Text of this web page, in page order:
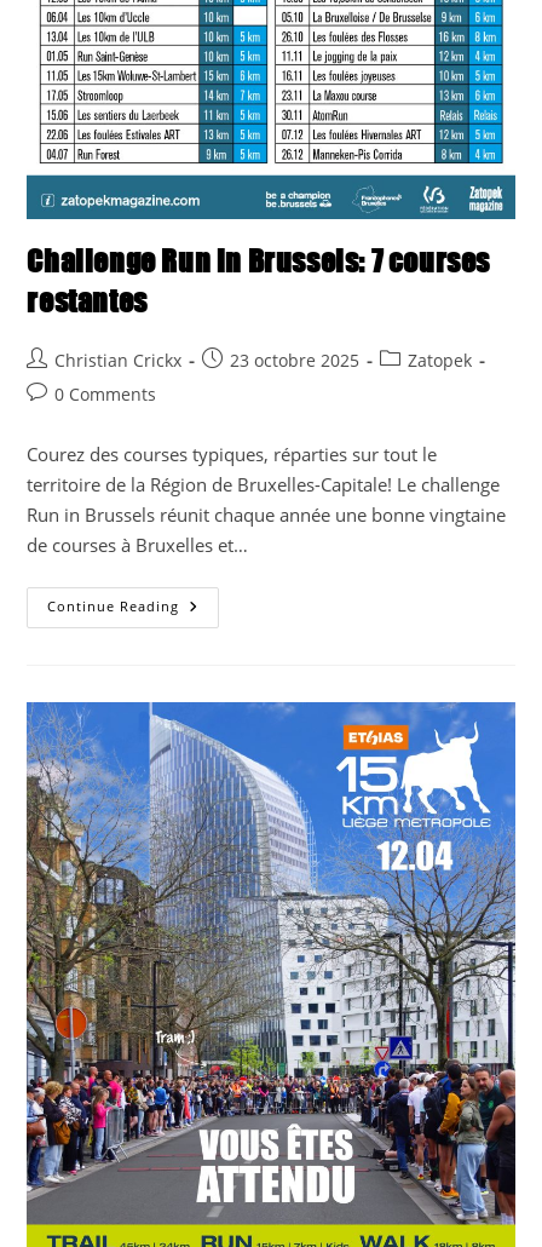
Challenge Run in Brussels: 7 courses
restantes
Post
author:
Christian Crickx
Post23 octobre 2025
PostZatopek
Post0 Comments
Courez des courses typiques, réparties sur tout le
territoire de la Région de Bruxelles-Capitale! Le challenge
Run in Brussels réunit chaque année une bonne vingtaine
de courses à Bruxelles et…
Continue Reading
Challenge
Run
Restantes